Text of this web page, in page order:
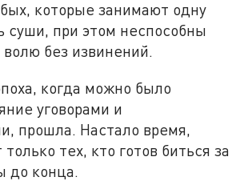
которые занимают одну
суши, при этом неспособны
волю без извинений.
когда можно было
уговорами и
прошла. Настало время,
тех, кто готов биться за
до конца.